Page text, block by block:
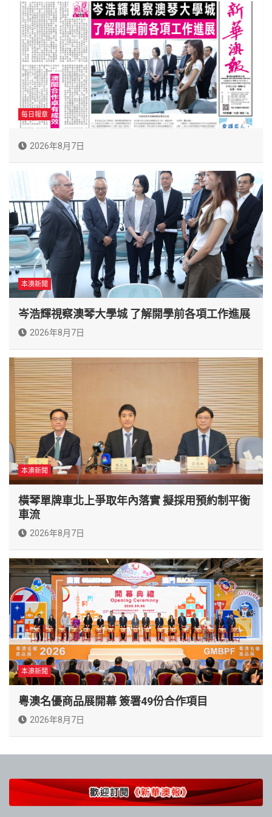
每日報章
2026年8月7日
本澳新聞
岑浩輝視察澳琴大學城 了解開學前各項工作進展
2026年8月7日
本澳新聞
橫琴單牌車北上爭取年內落實 擬採用預約制平衡
車流
2026年8月7日
本澳新聞
粵澳名優商品展開幕 簽署49份合作項目
2026年8月7日